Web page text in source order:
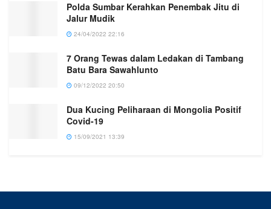
Polda Sumbar Kerahkan Penembak Jitu di
Jalur Mudik
24/04/2022 22:16
7 Orang Tewas dalam Ledakan di Tambang
Batu Bara Sawahlunto
09/12/2022 20:50
Dua Kucing Peliharaan di Mongolia Positif
Covid-19
15/09/2021 13:39